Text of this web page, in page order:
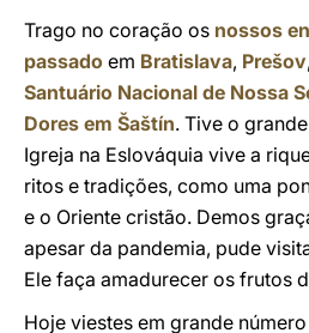
Trago no coração os nossos
passado em Bratislava, Prešov,
Santuário Nacional de Nossa
Dores em Šaštín. Tive o
Igreja na Eslováquia vive a
ritos e tradições, como uma
e o Oriente cristão. Demos
apesar da pandemia, pude
Ele faça amadurecer os frutos
Hoje viestes em grande